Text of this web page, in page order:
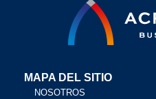
MAPA DEL SITIO
NOSOTROS